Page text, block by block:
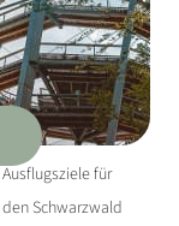
Ausflugsziele für
den Schwarzwald